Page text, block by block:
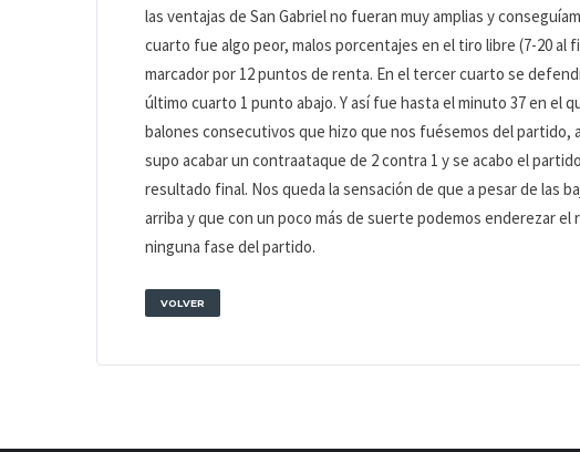
las ventajas de San Gabriel no fueran muy amplias y
cuarto fue algo peor, malos porcentajes en el tiro libre (7-20 al
marcador por 12 puntos de renta. En el tercer cuarto se
último cuarto 1 punto abajo. Y así fue hasta el minuto 37 en el
balones consecutivos que hizo que nos fuésemos del partido,
supo acabar un contraataque de 2 contra 1 y se acabo el
resultado final. Nos queda la sensación de que a pesar de las
arriba y que con un poco más de suerte podemos enderezar el
ninguna fase del partido.
VOLVER